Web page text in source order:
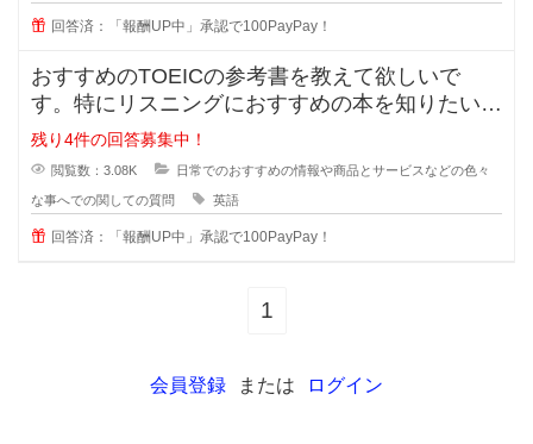
回答済：「報酬UP中」承認で100PayPay！
おすすめのTOEICの参考書を教えて欲しいで
す。特にリスニングにおすすめの本を知りたいで
す。昇進のためTOEIC７００点
残り4件の回答募集中！
閲覧数：3.08K 日常でのおすすめの情報や商品とサービスなどの色々
な事へでの関しての質問 英語
回答済：「報酬UP中」承認で100PayPay！
1
会員登録 または ログイン